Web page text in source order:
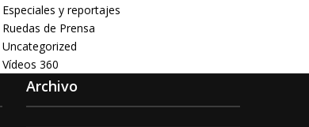
Especiales y reportajes
Ruedas de Prensa
Uncategorized
Vídeos 360
Archivo